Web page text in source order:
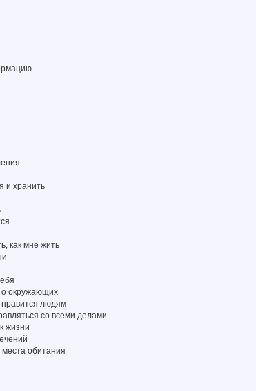
и хранить
как мне жить
о окружающих
людям
со всеми делами
жизни
обитания